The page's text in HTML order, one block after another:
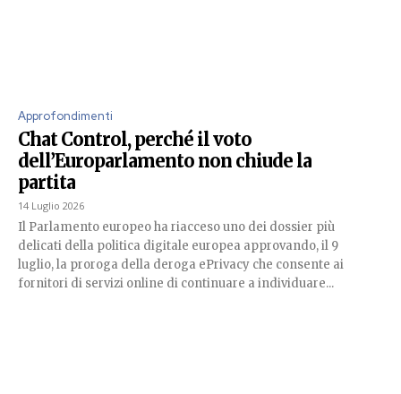
Approfondimenti
Chat Control, perché il voto
dell’Europarlamento non chiude la
partita
14 Luglio 2026
Il Parlamento europeo ha riacceso uno dei dossier più
delicati della politica digitale europea approvando, il 9
luglio, la proroga della deroga ePrivacy che consente ai
fornitori di servizi online di continuare a individuare...